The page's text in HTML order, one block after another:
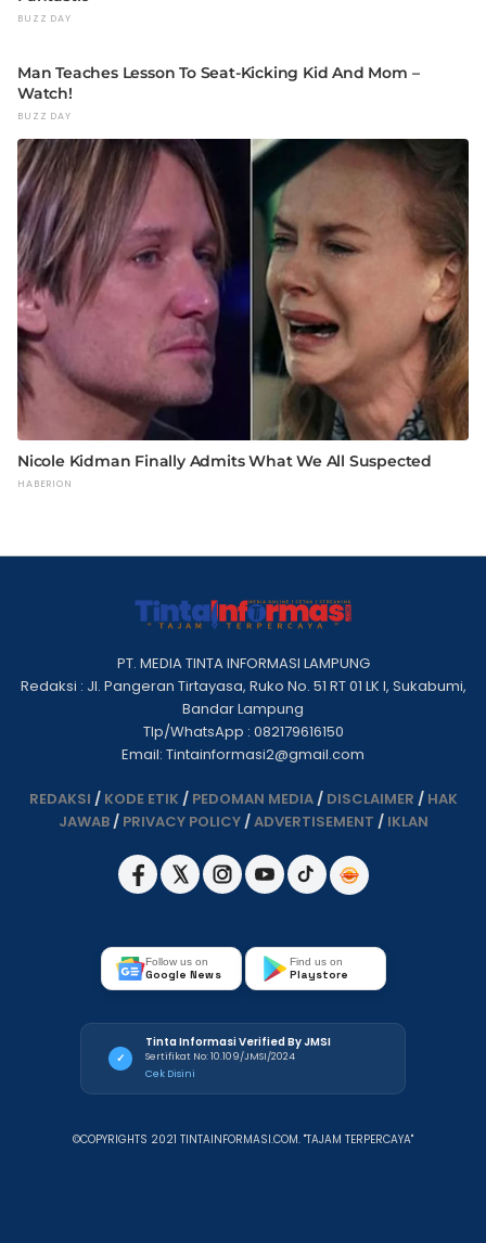
PT. MEDIA TINTA INFORMASI LAMPUNG
Redaksi : Jl. Pangeran Tirtayasa, Ruko No. 51 RT 01 LK I, Sukabumi,
Bandar Lampung
Tlp/WhatsApp : 082179616150
Email: Tintainformasi2@gmail.com
REDAKSI / KODE ETIK / PEDOMAN MEDIA/ DISCLAIMER / HAK
JAWAB/ PRIVACY POLICY/ADVERTISEMENT / IKLAN
Follow us on
Google News
Find us on
Playstore
✓
Tinta Informasi Verified By JMSI
Sertifikat No: 10.109/JMSI/2024
Cek Disini
©COPYRIGHTS 2021 TINTAINFORMASI.COM. "TAJAM TERPERCAYA"